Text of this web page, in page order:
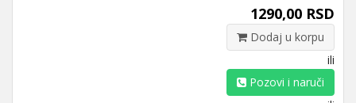
1290,00 RSD
Dodaj u korpu
ili
Pozovi i naruči